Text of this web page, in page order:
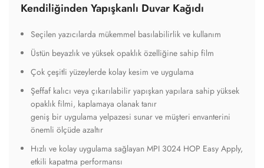
Kendiliğinden Yapışkanlı Duvar Kağıdı
Seçilen yazıcılarda mükemmel basılabilirlik ve kullanım
Üstün beyazlık ve yüksek opaklık özelliğine sahip film
Çok çeşitli yüzeylerde kolay kesim ve uygulama
Şeffaf kalıcı veya çıkarılabilir yapışkan yapılara sahip yüksek
opaklık filmi, kaplamaya olanak tanır
geniş bir uygulama yelpazesi sunar ve müşteri envanterini
önemli ölçüde azaltır
Hızlı ve kolay uygulama sağlayan MPI 3024 HOP Easy Apply,
etkili kapatma performansı